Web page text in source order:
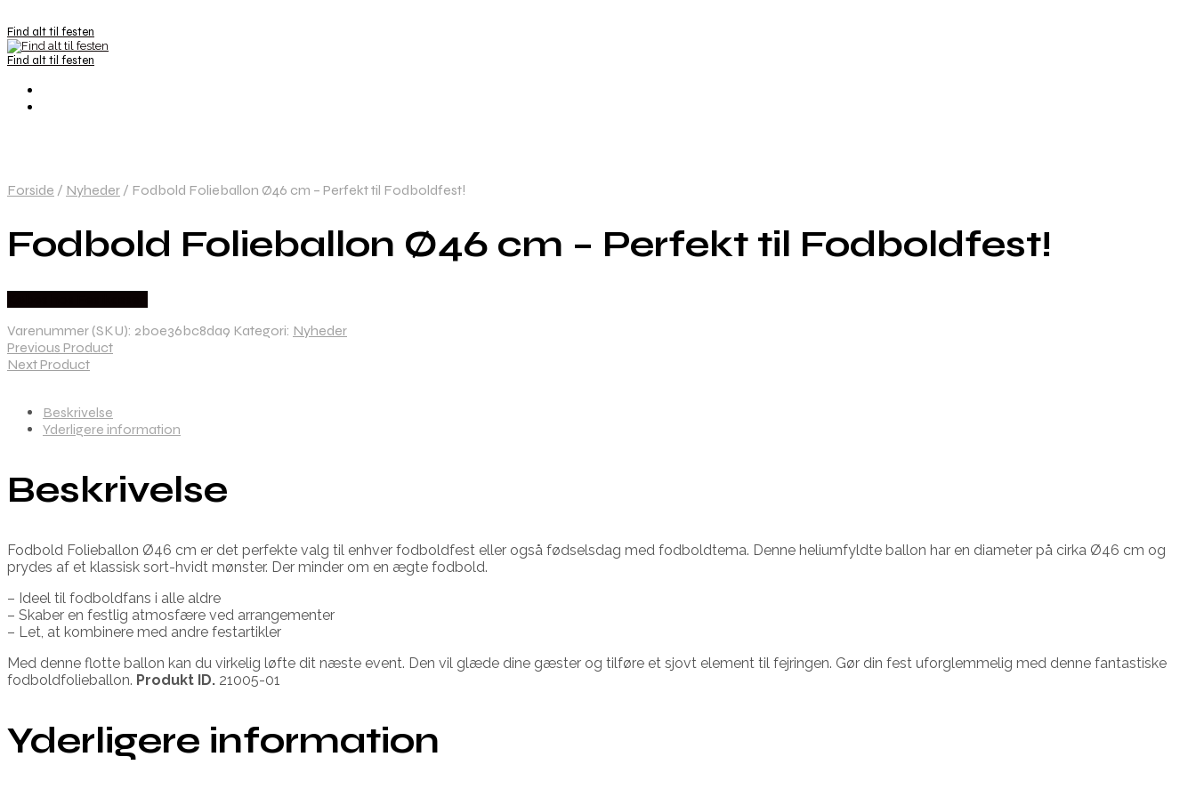
Find alt til festen
Find alt til festen
Forside / Nyheder / Fodbold Folieballon Ø46 cm – Perfekt til Fodboldfest!
Fodbold Folieballon Ø46 cm – Perfekt til Fodboldfest!
Varenummer (SKU): 2b0e36bc8da9 Kategori: Nyheder
Previous Product
Next Product
Beskrivelse
Yderligere information
Beskrivelse
Fodbold Folieballon Ø46 cm er det perfekte valg til enhver fodboldfest eller også fødselsdag med fodboldtema. Denne heliumfyldte ballon har en diameter på cirka Ø46 cm og
prydes af et klassisk sort-hvidt mønster. Der minder om en ægte fodbold.
– Ideel til fodboldfans i alle aldre
– Skaber en festlig atmosfære ved arrangementer
– Let, at kombinere med andre festartikler
Med denne flotte ballon kan du virkelig løfte dit næste event. Den vil glæde dine gæster og tilføre et sjovt element til fejringen. Gør din fest uforglemmelig med denne fantastiske
fodboldfolieballon. Produkt ID. 21005-01
Yderligere information